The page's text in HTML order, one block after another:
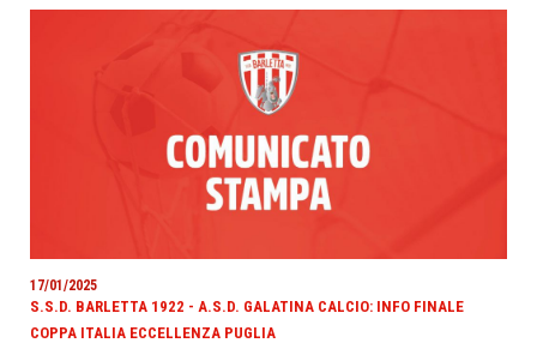
17/01/2025
S.S.D. BARLETTA 1922 - A.S.D. GALATINA CALCIO: INFO FINALE
COPPA ITALIA ECCELLENZA PUGLIA